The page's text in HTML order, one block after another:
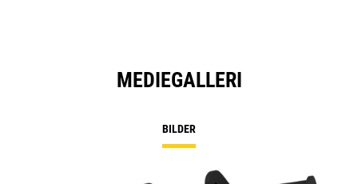
MEDIEGALLERI
BILDER